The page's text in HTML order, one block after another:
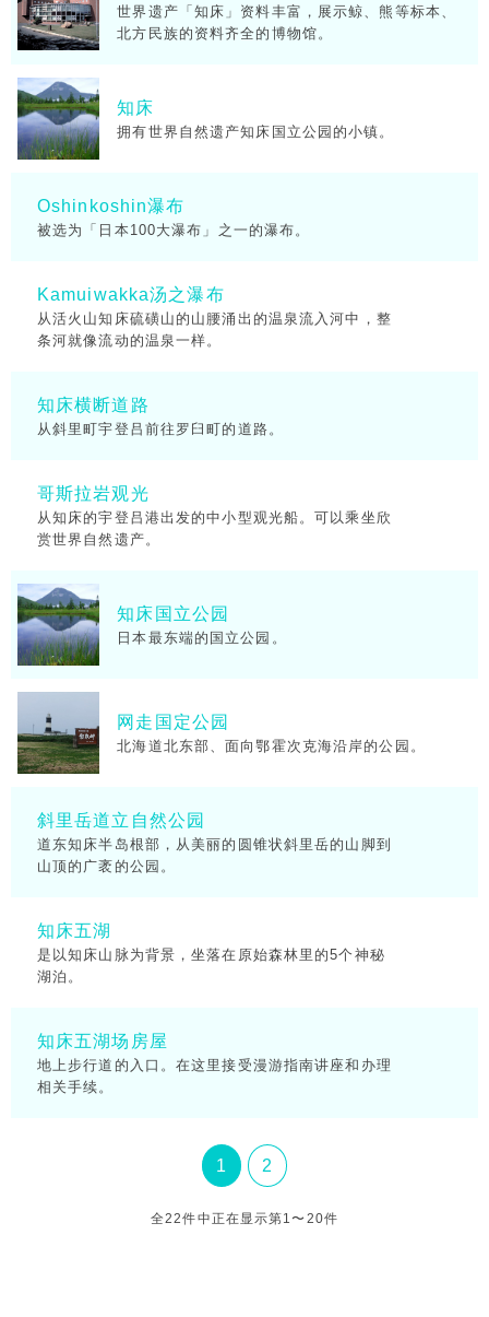
世界遗产「知床」资料丰富，展示鲸、熊等标本、
北方民族的资料齐全的博物馆。
知床
拥有世界自然遗产知床国立公园的小镇。
Oshinkoshin瀑布
被选为「日本100大瀑布」之一的瀑布。
Kamuiwakka汤之瀑布
从活火山知床硫磺山的山腰涌出的温泉流入河中，整
条河就像流动的温泉一样。
知床横断道路
从斜里町宇登吕前往罗臼町的道路。
哥斯拉岩观光
从知床的宇登吕港出发的中小型观光船。可以乘坐欣
赏世界自然遗产。
知床国立公园
日本最东端的国立公园。
网走国定公园
北海道北东部、面向鄂霍次克海沿岸的公园。
斜里岳道立自然公园
道东知床半岛根部，从美丽的圆锥状斜里岳的山脚到
山顶的广袤的公园。
知床五湖
是以知床山脉为背景，坐落在原始森林里的5个神秘
湖泊。
知床五湖场房屋
地上步行道的入口。在这里接受漫游指南讲座和办理
相关手续。
1 2
全22件中正在显示第1〜20件